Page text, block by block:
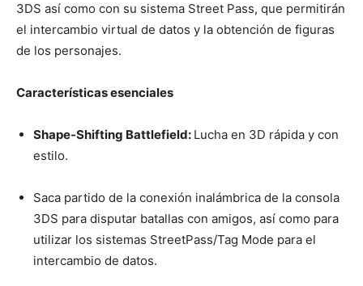
3DS así como con su sistema Street Pass, que permitirán
el intercambio virtual de datos y la obtención de figuras
de los personajes.
Características esenciales
Shape-Shifting Battlefield: Lucha en 3D rápida y con
estilo.
Saca partido de la conexión inalámbrica de la consola
3DS para disputar batallas con amigos, así como para
utilizar los sistemas StreetPass/Tag Mode para el
intercambio de datos.